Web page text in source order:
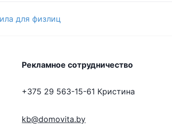
для физлиц
Рекламное сотрудничество
+375 29 563-15-61 Кристина
kb@domovita.by